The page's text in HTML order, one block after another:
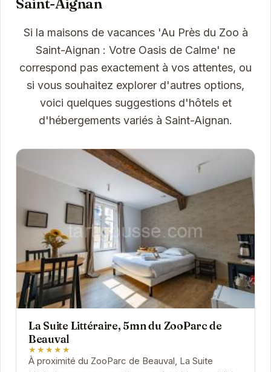
Si la maisons de vacances 'Au Près du Zoo à
Saint-Aignan : Votre Oasis de Calme' ne
correspond pas exactement à vos attentes, ou
si vous souhaitez explorer d'autres options,
voici quelques suggestions d'hôtels et
d'hébergements variés à Saint-Aignan.
La Suite Littéraire, 5mn du ZooParc de
Beauval
★★★★★
À proximité du ZooParc de Beauval, La Suite